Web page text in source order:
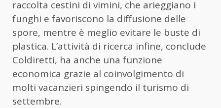
raccolta cestini di vimini, che arieggiano i
funghi e favoriscono la diffusione delle
spore, mentre è meglio evitare le buste di
plastica. L’attività di ricerca infine, conclude
Coldiretti, ha anche una funzione
economica grazie al coinvolgimento di
molti vacanzieri spingendo il turismo di
settembre.